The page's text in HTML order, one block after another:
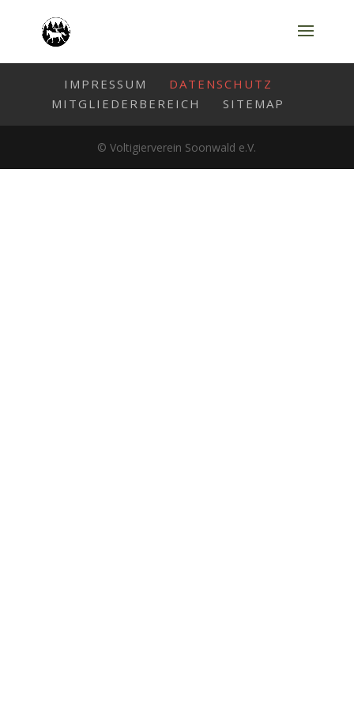
IMPRESSUM
DATENSCHUTZ
MITGLIEDERBEREICH
SITEMAP
© Voltigierverein Soonwald e.V.